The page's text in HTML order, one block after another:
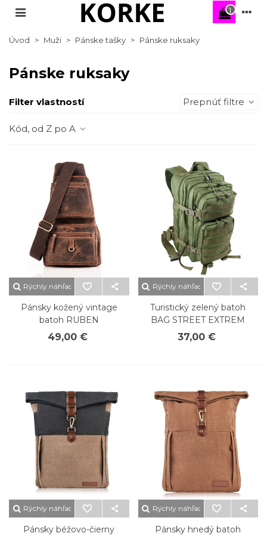
1
Úvod > Muži > Pánske tašky > Pánske ruksaky
Pánske ruksaky
Filter vlastností Prepnúť filtre
Kód, od Z po A
Rýchly náhľad
Pánsky kožený vintage
batoh RUBEN
49,00 €
Rýchly náhľad
Turistický zelený batoh
BAG STREET EXTREM
37,00 €
Rýchly náhľad
Pánsky béžovo-čierny
Rýchly náhľad
Pánsky hnedý batoh